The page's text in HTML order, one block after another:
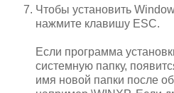
Чтобы установить
нажмите клавишу ESC.
Если программа
системную папку,
имя новой папки после